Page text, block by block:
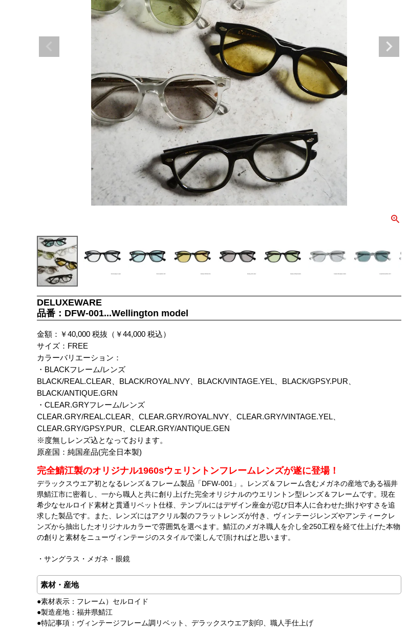
DELUXEWARE
品番：DFW-001...Wellington model
金額：￥40,000 税抜（￥44,000 税込）
サイズ：FREE
カラーバリエーション：
・BLACKフレーム/レンズ
BLACK/REAL.CLEAR、BLACK/ROYAL.NVY、BLACK/VINTAGE.YEL、BLACK/GPSY.PUR、
BLACK/ANTIQUE.GRN
・CLEAR.GRYフレーム/レンズ
CLEAR.GRY/REAL.CLEAR、CLEAR.GRY/ROYAL.NVY、CLEAR.GRY/VINTAGE.YEL、
CLEAR.GRY/GPSY.PUR、CLEAR.GRY/ANTIQUE.GEN
※度無しレンズ込となっております。
原産国：純国産品(完全日本製)
完全鯖江製のオリジナル1960sウェリントンフレームレンズが遂に登場！
デラックスウエア初となるレンズ＆フレーム製品「DFW-001」。レンズ＆フレーム含むメガネの産地である福井
県鯖江市に密着し、一から職人と共に創り上げた完全オリジナルのウエリントン型レンズ＆フレームです。現在
希少なセルロイド素材と貫通リベット仕様、テンプルにはデザイン座金が忍び日本人に合わせた掛けやすさを追
求した製品です。また、レンズにはアクリル製のフラットレンズが付き、ヴィンテージレンズやアンティークレ
ンズから抽出したオリジナルカラーで雰囲気を選べます。鯖江のメガネ職人を介し全250工程を経て仕上げた本物
の創りと素材をニューヴィンテージのスタイルで楽しんで頂ければと思います。
・サングラス・メガネ・眼鏡
素材・産地
●素材表示：フレーム）セルロイド
●製造産地：福井県鯖江
●特記事項：ヴィンテージフレーム調リベット、デラックスウエア刻印、職人手仕上げ